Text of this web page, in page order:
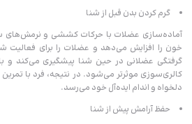
گرم‌ کردن بدن قبل از شنا
آماده‌سازی عضلات با حرکات کششی و نرمش‌های
خون را افزایش می‌دهد و عضلات را برای فعالیت
گرفتگی عضلانی در حین شنا پیشگیری می‌کند و با
کالری‌سوزی موثرتر می‌شود. در نتیجه، فرد با
دلخواه و اندام ایده‌آل خود می‌رسد.
حفظ آرامش پیش از شنا